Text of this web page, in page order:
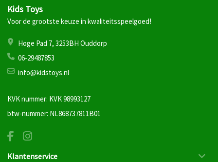
Kids Toys
Voor de grootste keuze in kwaliteitsspeelgoed!
Hoge Pad 7, 3253BH Ouddorp
06-29487853
info@kidstoys.nl
KVK nummer: KVK 98993127
btw-nummer: NL868737811B01
Klantenservice